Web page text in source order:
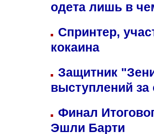
одета лишь в
Спринтер,
кокаина
Защитник
выступлений
Финал